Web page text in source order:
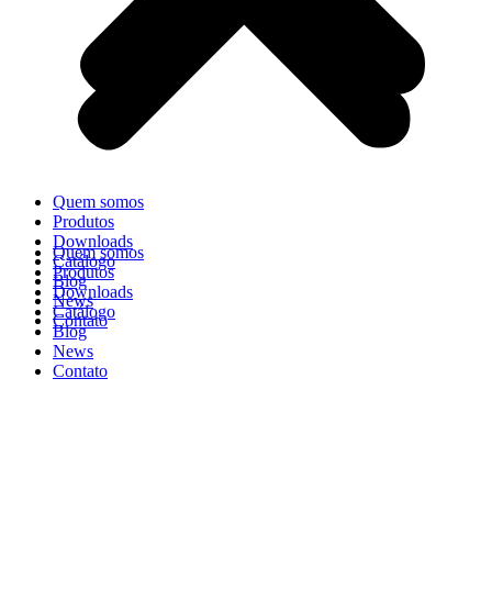
Quem somos
Produtos
Downloads
Catálogo
Blog
News
Contato
Quem somos
Produtos
Downloads
Catálogo
Blog
News
Contato